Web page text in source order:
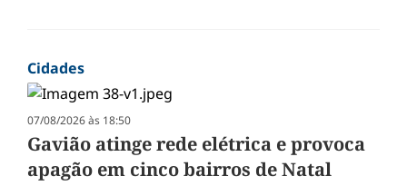
Cidades
07/08/2026 às 18:50
Gavião atinge rede elétrica e provoca
apagão em cinco bairros de Natal